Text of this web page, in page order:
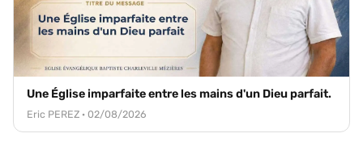
Une Église imparfaite entre les mains d'un Dieu parfait.
Eric PEREZ · 02/08/2026